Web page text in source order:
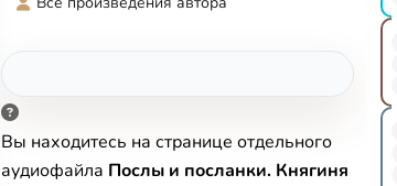
Вы находитесь на странице отдельного
аудиофайла Послы и посланки. Княгиня